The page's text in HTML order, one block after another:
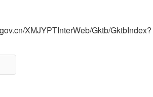
XMJYPTInterWeb/Gktb/GktbIndex?